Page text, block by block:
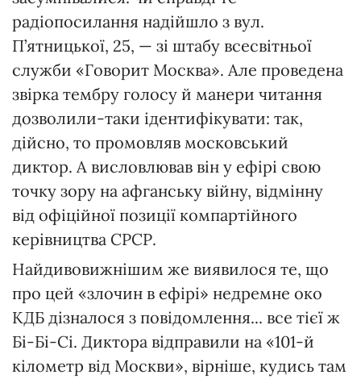
радіопосилання надійшло з вул.
П’ятницької, 25, — зі штабу всесвітньої
служби «Говорит Москва». Але проведена
звірка тембру голосу й манери читання
дозволили-таки ідентифікувати: так,
дійсно, то промовляв московський
диктор. А висловлював він у ефірі свою
точку зору на афганську війну, відмінну
від офіційної позиції компартійного
керівництва СРСР.
Найдивовижнішим же виявилося те, що
про цей «злочин в ефірі» недремне око
КДБ дізналося з повідомлення... все тієї ж
Бі-Бі-Сі. Диктора відправили на «101-й
кілометр від Москви», вірніше, кудись там